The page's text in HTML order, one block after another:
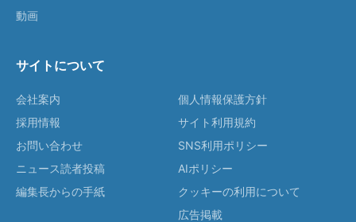
動画
サイトについて
会社案内
採用情報
お問い合わせ
ニュース読者投稿
編集長からの手紙
個人情報保護方針
サイト利用規約
SNS利用ポリシー
AIポリシー
クッキーの利用について
広告掲載